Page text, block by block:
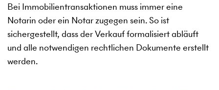
Bei Immobilientransaktionen muss immer eine
Notarin oder ein Notar zugegen sein. So ist
sichergestellt, dass der Verkauf formalisiert abläuft
und alle notwendigen rechtlichen Dokumente erstellt
werden.